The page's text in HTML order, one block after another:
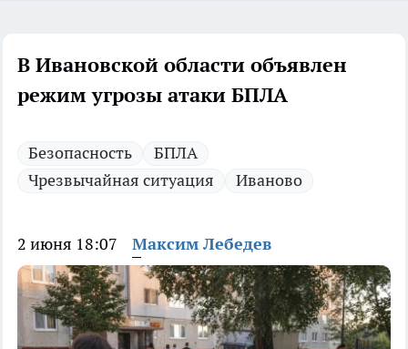
В Ивановской области объявлен
режим угрозы атаки БПЛА
Безопасность
БПЛА
Чрезвычайная ситуация
Иваново
2 июня 18:07 Максим Лебедев